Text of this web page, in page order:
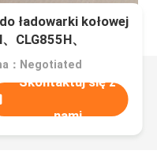
ładowarki kołowej
CLG855H、
：Negotiated
Skontaktuj się z
nami